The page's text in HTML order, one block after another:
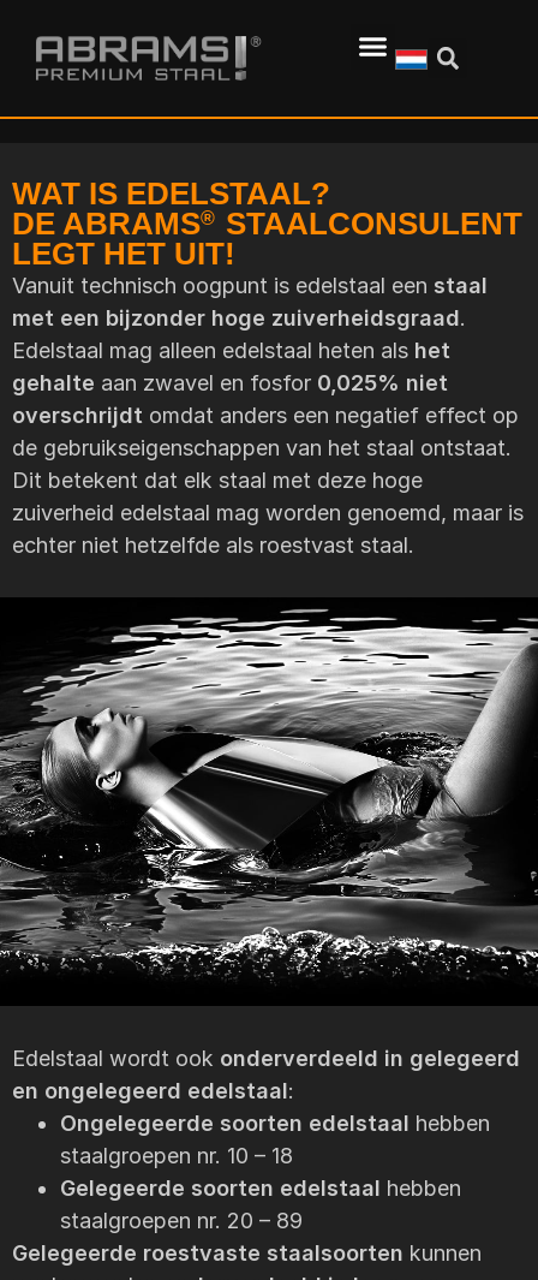
WAT IS EDELSTAAL?
DE ABRAMS® STAALCONSULENT
LEGT HET UIT!
Vanuit technisch oogpunt is edelstaal een staal
met een bijzonder hoge zuiverheidsgraad.
Edelstaal mag alleen edelstaal heten als het
gehalte aan zwavel en fosfor 0,025% niet
overschrijdt omdat anders een negatief effect op
de gebruikseigenschappen van het staal ontstaat.
Dit betekent dat elk staal met deze hoge
zuiverheid edelstaal mag worden genoemd, maar is
echter niet hetzelfde als roestvast staal.
Edelstaal wordt ook onderverdeeld in gelegeerd
en ongelegeerd edelstaal:
Ongelegeerde soorten edelstaal hebben
staalgroepen nr. 10 – 18
Gelegeerde soorten edelstaal hebben
staalgroepen nr. 20 – 89
Gelegeerde roestvaste staalsoorten kunnen